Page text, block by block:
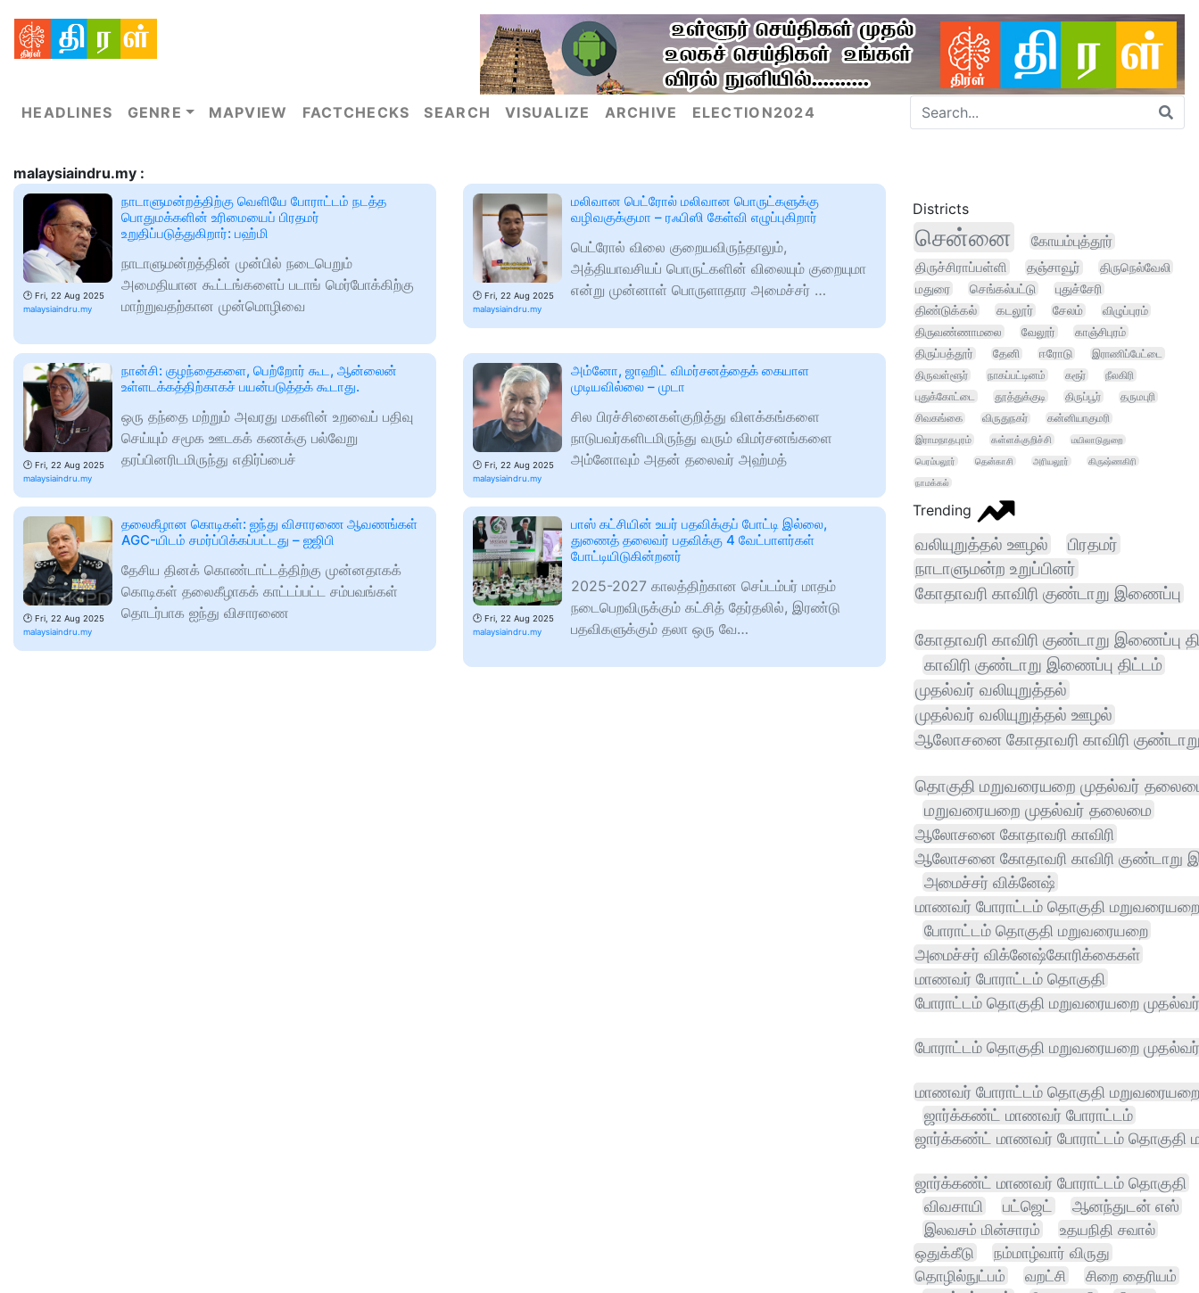
HEADLINES GENRE MAPVIEW FACTCHECKS SEARCH VISUALIZE ARCHIVE ELECTION2024
malaysiaindru.my :
🕑 Fri, 22 Aug 2025
malaysiaindru.my
நாடாளுமன்றத்திற்கு வெளியே போராட்டம் நடத்த
பொதுமக்களின் உரிமையைப் பிரதமர்
உறுதிப்படுத்துகிறார்: பஹ்மி
நாடாளுமன்றத்தின் முன்பில் நடைபெறும்
அமைதியான கூட்டங்களைப் படாங் மெர்போக்கிற்கு
மாற்றுவதற்கான முன்மொழிவை
🕑 Fri, 22 Aug 2025
malaysiaindru.my
மலிவான பெட்ரோல் மலிவான பொருட்களுக்கு
வழிவகுக்குமா – ரஃபிஸி கேள்வி எழுப்புகிறார்
பெட்ரோல் விலை குறையவிருந்தாலும்,
அத்தியாவசியப் பொருட்களின் விலையும் குறையுமா
என்று முன்னாள் பொருளாதார அமைச்சர் …
🕑 Fri, 22 Aug 2025
malaysiaindru.my
நான்சி: குழந்தைகளை, பெற்றோர் கூட, ஆன்லைன்
உள்ளடக்கத்திற்காகச் பயன்படுத்தக் கூடாது.
ஒரு தந்தை மற்றும் அவரது மகளின் உறவைப் பதிவு
செய்யும் சமூக ஊடகக் கணக்கு பல்வேறு
தரப்பினரிடமிருந்து எதிர்ப்பைச்
🕑 Fri, 22 Aug 2025
malaysiaindru.my
அம்னோ, ஜாஹிட் விமர்சனத்தைக் கையாள
முடியவில்லை – முடா
சில பிரச்சினைகள்குறித்து விளக்கங்களை
நாடுபவர்களிடமிருந்து வரும் விமர்சனங்களை
அம்னோவும் அதன் தலைவர் அஹ்மத்
🕑 Fri, 22 Aug 2025
malaysiaindru.my
தலைகீழான கொடிகள்: ஐந்து விசாரணை ஆவணங்கள்
AGC-யிடம் சமர்ப்பிக்கப்பட்டது – ஐஜிபி
தேசிய தினக் கொண்டாட்டத்திற்கு முன்னதாகக்
கொடிகள் தலைகீழாகக் காட்டப்பட்ட சம்பவங்கள்
தொடர்பாக ஐந்து விசாரணை
🕑 Fri, 22 Aug 2025
malaysiaindru.my
பாஸ் கட்சியின் உயர் பதவிக்குப் போட்டி இல்லை,
துணைத் தலைவர் பதவிக்கு 4 வேட்பாளர்கள்
போட்டியிடுகின்றனர்
2025-2027 காலத்திற்கான செப்டம்பர் மாதம்
நடைபெறவிருக்கும் கட்சித் தேர்தலில், இரண்டு
பதவிகளுக்கும் தலா ஒரு வே…
Districts
சென்னை
கோயம்புத்தூர்
திருச்சிராப்பள்ளி
தஞ்சாவூர்
திருநெல்வேலி
மதுரை
செங்கல்பட்டு
புதுச்சேரி
திண்டுக்கல்
கடலூர் சேலம்
விழுப்புரம்
திருவண்ணாமலை
வேலூர் காஞ்சிபுரம்
திருப்பத்தூர் தேனி ஈரோடு
இராணிப்பேட்டை
திருவள்ளூர்
நாகப்பட்டினம் கரூர்
நீலகிரி
புதுக்கோட்டை
தூத்துக்குடி திருப்பூர்
தருமபுரி
சிவகங்கை
விருதுநகர்
கன்னியாகுமரி
இராமநாதபுரம்
கள்ளக்குறிச்சி
மயிலாடுதுறை
பெரம்பலூர்
தென்காசி அரியலூர்
கிருஷ்ணகிரி
நாமக்கல்
Trending
வலியுறுத்தல் ஊழல் பிரதமர்
நாடாளுமன்ற உறுப்பினர்
கோதாவரி காவிரி குண்டாறு இணைப்பு
கோதாவரி காவிரி குண்டாறு இணைப்பு
காவிரி குண்டாறு இணைப்பு திட்டம்
முதல்வர் வலியுறுத்தல்
முதல்வர் வலியுறுத்தல் ஊழல்
ஆலோசனை கோதாவரி காவிரி
தொகுதி மறுவரையறை முதல்வர்
மறுவரையறை முதல்வர் தலைமை
ஆலோசனை கோதாவரி காவிரி
ஆலோசனை கோதாவரி காவிரி குண்டாறு
அமைச்சர் விக்னேஷ்
மாணவர் போராட்டம் தொகுதி மறுவரையறை
போராட்டம் தொகுதி மறுவரையறை
அமைச்சர் விக்னேஷ்கோரிக்கைகள்
மாணவர் போராட்டம் தொகுதி
போராட்டம் தொகுதி மறுவரையறை முதல்வர்
போராட்டம் தொகுதி மறுவரையறை
மாணவர் போராட்டம் தொகுதி
ஜார்க்கண்ட் மாணவர் போராட்டம்
ஜார்க்கண்ட் மாணவர் போராட்டம் தொகுதி
ஜார்க்கண்ட் மாணவர் போராட்டம் தொகுதி
விவசாயி
பட்ஜெட்
ஆனந்துடன் எஸ்
இலவசம் மின்சாரம்
உதயநிதி சவால்
ஒதுக்கீடு
நம்மாழ்வார் விருது
தொழில்நுட்பம்
வறட்சி சிறை தைரியம்